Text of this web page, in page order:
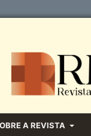
A REVISTA